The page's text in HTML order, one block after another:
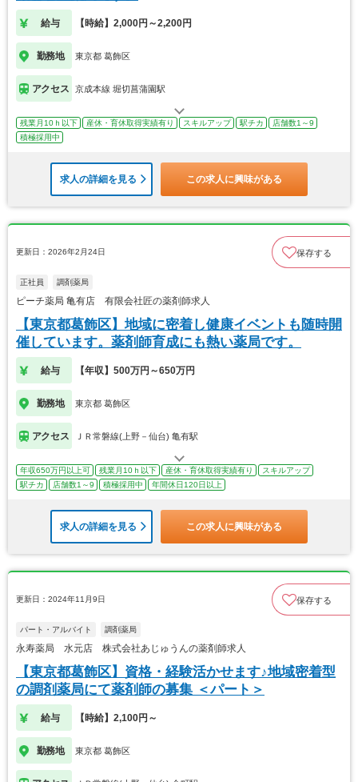
給与 【時給】2,000円～2,200円
勤務地 東京都 葛飾区
アクセス 京成本線 堀切菖蒲園駅
残業月10ｈ以下 産休・育休取得実績有り スキルアップ 駅チカ
店舗数1～9
積極採用中
求人の詳細を見る この求人に興味がある
更新日：2026年2月24日 保存する
正社員 調剤薬局
ピーチ薬局 亀有店 有限会社匠の薬剤師求人
【東京都葛飾区】地域に密着し健康イベントも随時開
催しています。薬剤師育成にも熱い薬局です。
給与 【年収】500万円～650万円
勤務地 東京都 葛飾区
アクセス ＪＲ常磐線(上野－仙台) 亀有駅
年収650万円以上可 残業月10ｈ以下 産休・育休取得実績有り
スキルアップ
駅チカ
店舗数1～9 積極採用中 年間休日120日以上
求人の詳細を見る この求人に興味がある
更新日：2024年11月9日 保存する
パート・アルバイト 調剤薬局
永寿薬局 水元店 株式会社あじゅうんの薬剤師求人
【東京都葛飾区】資格・経験活かせます♪地域密着型
の調剤薬局にて薬剤師の募集 ＜パート＞
給与 【時給】2,100円～
勤務地 東京都 葛飾区